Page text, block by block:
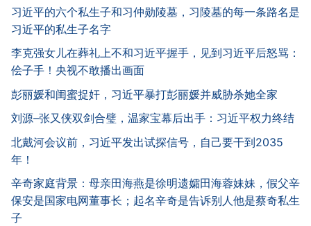
习近平的六个私生子和习仲勋陵墓，习陵墓的每一条路名是
习近平的私生子名字
李克强女儿在葬礼上不和习近平握手，见到习近平后怒骂：
侩子手！央视不敢播出画面
彭丽媛和闺蜜捉奸，习近平暴打彭丽媛并威胁杀她全家
刘源–张又侠双剑合璧，温家宝幕后出手：习近平权力终结
北戴河会议前，习近平发出试探信号，自己要干到2035
年！
辛奇家庭背景：母亲田海燕是徐明遗孀田海蓉妹妹，假父辛
保安是国家电网董事长；起名辛奇是告诉别人他是蔡奇私生
子